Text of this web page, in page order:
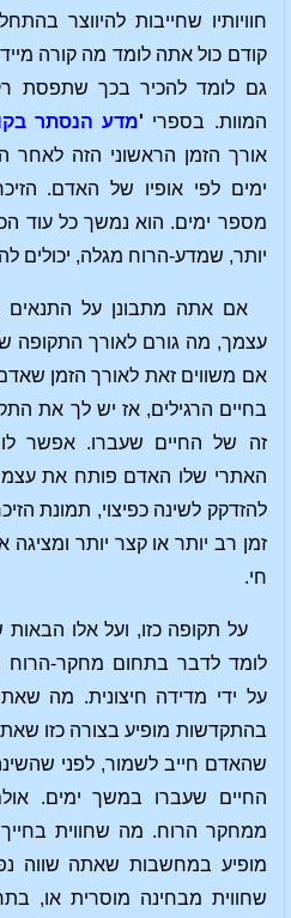
חוויותיו שחייבות להיווצר
קודם כול אתה לומד מה קורה
גם לומד להכיר בכך שתפסת
המוות. בספרי 'מדע הנסתר
אורך הזמן הראשוני הזה
ימים לפי אופיו של האדם.
מספר ימים. הוא נמשך כל עוד
יותר, שמדע-הרוח מגלה, יכולים
אם אתה מתבונן על
עצמך, מה גורם לאורך התקופה
אם משווים זאת לאורך הזמן
בחיים הרגילים, אז יש לך את
זה של החיים שעברו. אפשר
האתרי שלו האדם פותח את
להזדקק לשינה כפיצוי, תמונת
זמן רב יותר או קצר יותר ומציגה
חי.
על תקופה כזו, ועל אלו
לומד לדבר בתחום מחקר-הרוח
על ידי מדידה חיצונית. מה
בהתקדשות מופיע בצורה כזו
שהאדם חייב לשמור, לפני
החיים שעברו במשך ימים.
ממחקר הרוח. מה שחווית בחייך
מופיע במחשבות שאתה שווה
שחווית מבחינה מוסרית או,